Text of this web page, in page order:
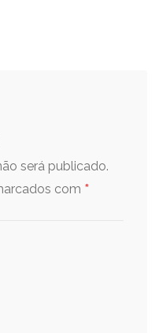
será publicado.
com *